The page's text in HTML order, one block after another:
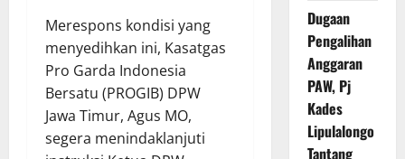
Merespons kondisi yang
menyedihkan ini, Kasatgas
Pro Garda Indonesia
Bersatu (PROGIB) DPW
Jawa Timur, Agus MO,
segera menindaklanjuti
Dugaan
Pengalihan
Anggaran
PAW, Pj
Kades
Lipulalongo
Tantang